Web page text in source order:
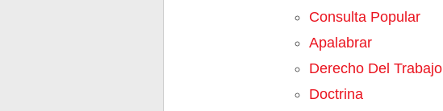
Consulta Popular
Apalabrar
Derecho Del Trabajo
Doctrina